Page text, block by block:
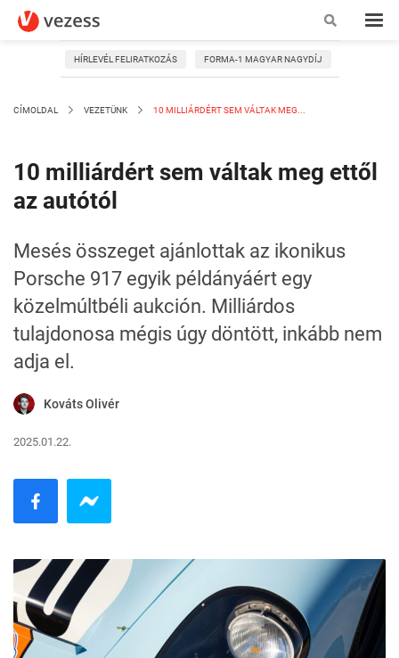
HÍRLEVÉL FELIRATKOZÁS FORMA-1 MAGYAR NAGYDÍJ
CÍMOLDAL VEZETÜNK 10 MILLIÁRDÉRT SEM VÁLTAK MEG...
10 milliárdért sem váltak meg ettől
az autótól
Mesés összeget ajánlottak az ikonikus
Porsche 917 egyik példányáért egy
közelmúltbéli aukción. Milliárdos
tulajdonosa mégis úgy döntött, inkább nem
adja el.
Kováts Olivér
2025.01.22.